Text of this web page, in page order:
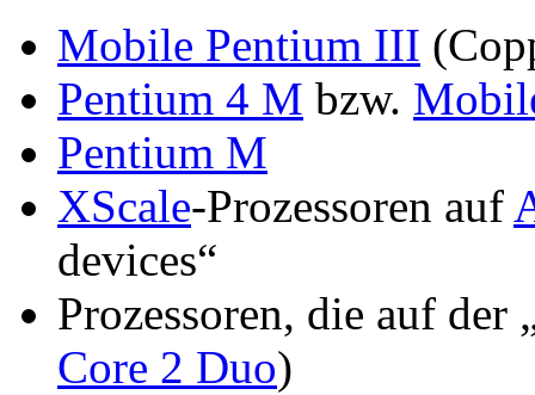
Mobile Pentium III
Pentium 4 M bzw.
Pentium M
XScale-Prozessoren auf
devices“
Prozessoren, die auf der
Core 2 Duo)